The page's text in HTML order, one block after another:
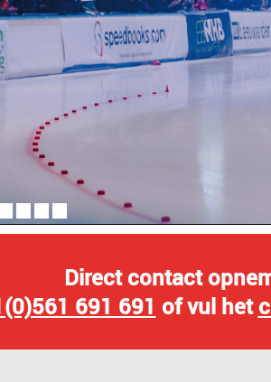
Direct contact
691 691 of vul het